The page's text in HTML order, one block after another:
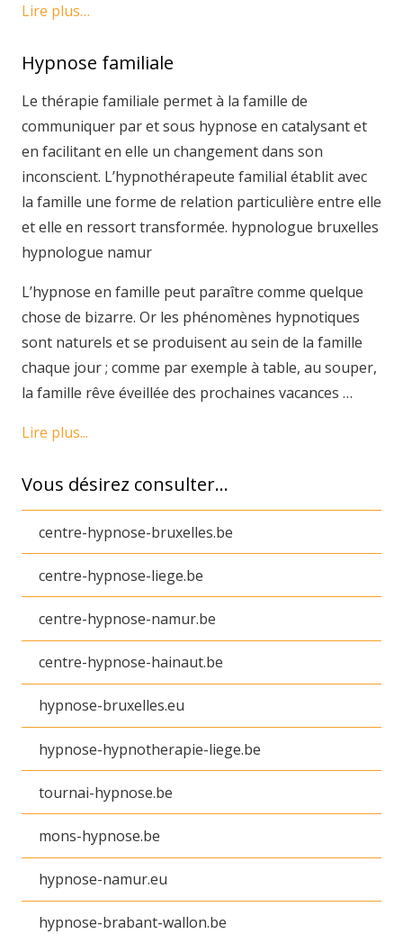
Lire plus…
Hypnose familiale
Le thérapie familiale permet à la famille de
communiquer par et sous hypnose en catalysant et
en facilitant en elle un changement dans son
inconscient. L’hypnothérapeute familial établit avec
la famille une forme de relation particulière entre elle
et elle en ressort transformée. hypnologue bruxelles
hypnologue namur
L’hypnose en famille peut paraître comme quelque
chose de bizarre. Or les phénomènes hypnotiques
sont naturels et se produisent au sein de la famille
chaque jour ; comme par exemple à table, au souper,
la famille rêve éveillée des prochaines vacances …
Lire plus...
Vous désirez consulter…
centre-hypnose-bruxelles.be
centre-hypnose-liege.be
centre-hypnose-namur.be
centre-hypnose-hainaut.be
hypnose-bruxelles.eu
hypnose-hypnotherapie-liege.be
tournai-hypnose.be
mons-hypnose.be
hypnose-namur.eu
hypnose-brabant-wallon.be